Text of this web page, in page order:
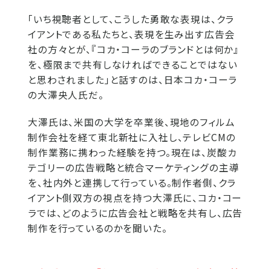
「いち視聴者として、こうした勇敢な表現は、クラ
イアントである私たちと、表現を生み出す広告会
社の方々とが、『コカ・コーラのブランドとは何か』
を、極限まで共有しなければできることではない
と思わされました」と話すのは、日本コカ・コーラ
の大澤央人氏だ。
大澤氏は、米国の大学を卒業後、現地のフィルム
制作会社を経て東北新社に入社し、テレビCMの
制作業務に携わった経験を持つ。現在は、炭酸カ
テゴリーの広告戦略と統合マーケティングの主導
を、社内外と連携して行っている。制作者側、クラ
イアント側双方の視点を持つ大澤氏に、コカ・コー
ラでは、どのように広告会社と戦略を共有し、広告
制作を行っているのかを聞いた。